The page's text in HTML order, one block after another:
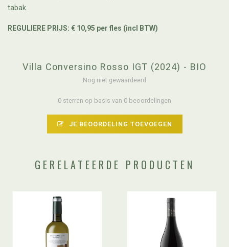
tabak.
REGULIERE PRIJS: € 10,95 per fles (incl BTW)
Villa Conversino Rosso IGT (2024) - BIO
Nog niet gewaardeerd
0 sterren op basis van 0 beoordelingen
JE BEOORDELING TOEVOEGEN
GERELATEERDE PRODUCTEN